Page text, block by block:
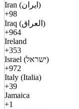
Iran (ایران)
+98
Iraq (العراق)
+964
Ireland
+353
Israel (ישראל)
+972
Italy (Italia)
+39
Jamaica
+1